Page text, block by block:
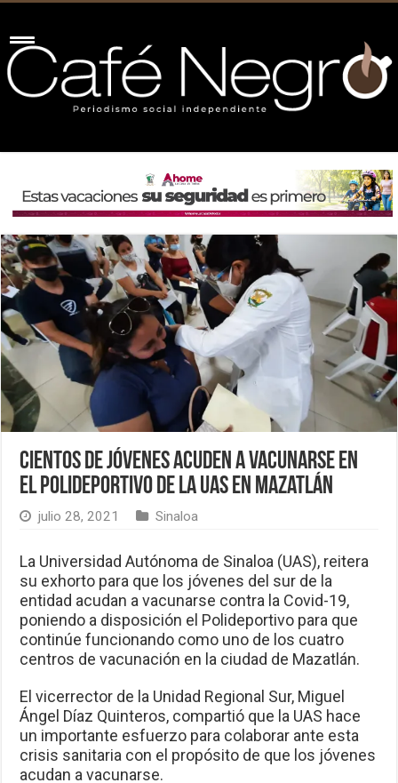
Cientos de jóvenes acuden a vacunarse en
el Polideportivo de la UAS en Mazatlán
julio 28, 2021 Sinaloa
La Universidad Autónoma de Sinaloa (UAS), reitera
su exhorto para que los jóvenes del sur de la
entidad acudan a vacunarse contra la Covid-19,
poniendo a disposición el Polideportivo para que
continúe funcionando como uno de los cuatro
centros de vacunación en la ciudad de Mazatlán.
El vicerrector de la Unidad Regional Sur, Miguel
Ángel Díaz Quinteros, compartió que la UAS hace
un importante esfuerzo para colaborar ante esta
crisis sanitaria con el propósito de que los jóvenes
acudan a vacunarse.